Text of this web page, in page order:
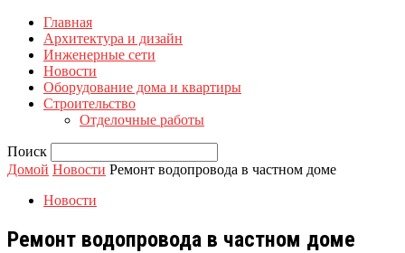
Главная
Архитектура и дизайн
Инженерные сети
Новости
Оборудование дома и квартиры
Строительство
Отделочные работы
Поиск
Домой Новости Ремонт водопровода в частном доме
Новости
Ремонт водопровода в частном доме